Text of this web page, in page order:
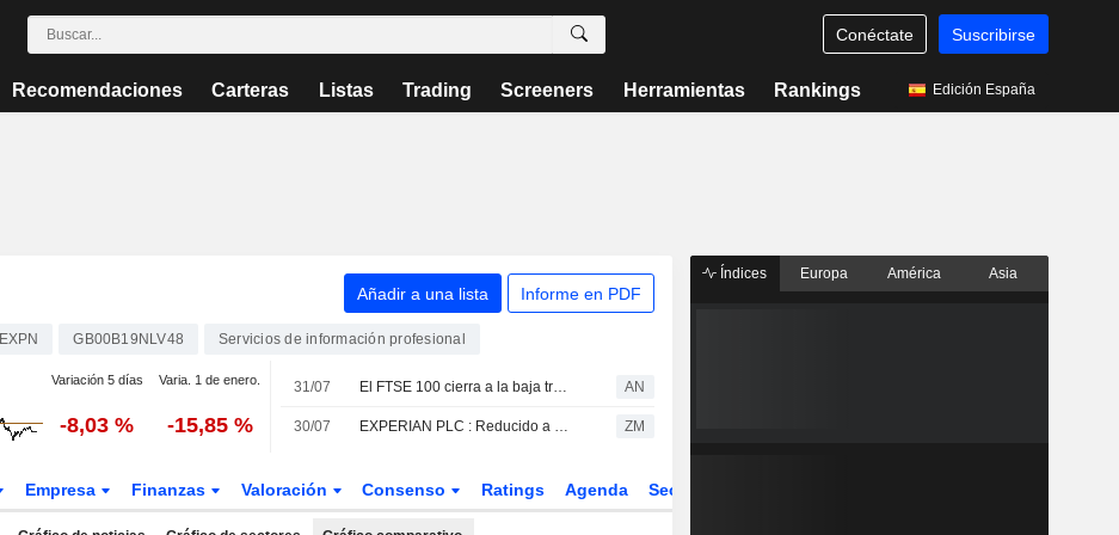
Conéctate Suscribirse
Recomendaciones Carteras Listas Trading Screeners Herramientas Rankings Edición España
Añadir a una lista Informe en PDF
EXPN GB00B19NLV48 Servicios de información profesional
Variación 5 días Varia. 1 de enero.
-8,03 % -15,85 %
31/07 El FTSE 100 cierra a la baja tras alcanzar un nuevo máximo histórico AN
30/07 EXPERIAN PLC : Reducido a Neutral por Morningstar ZM
Empresa Finanzas Valoración Consenso Ratings Agenda Sector
Índices Europa América Asia